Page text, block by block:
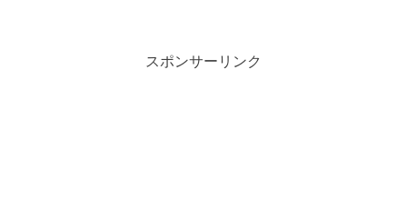
スポンサーリンク